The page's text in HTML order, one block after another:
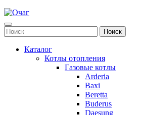
Каталог
Котлы отопления
Газовые котлы
Arderia
Baxi
Beretta
Buderus
Daesung